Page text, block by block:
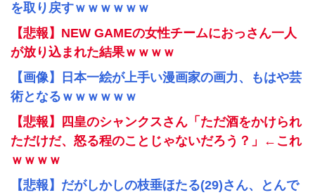
を取り戻すｗｗｗｗｗｗ
【悲報】NEW GAMEの女性チームにおっさん一人
が放り込まれた結果ｗｗｗｗ
【画像】日本一絵が上手い漫画家の画力、もはや芸
術となるｗｗｗｗｗｗ
【悲報】四皇のシャンクスさん「ただ酒をかけられ
ただけだ、怒る程のことじゃないだろう？」←これ
ｗｗｗｗ
【悲報】だがしかしの枝垂ほたる(29)さん、とんで